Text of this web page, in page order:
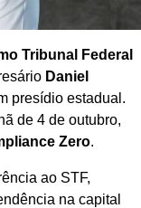
Tribunal Federal
Daniel
presídio estadual.
de 4 de outubro,
Zero.
ao STF,
na capital